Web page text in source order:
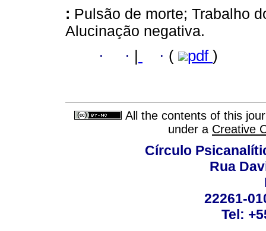
: Pulsão de morte; Trabalho
Alucinação negativa.
· · · ( pdf )
All the contents of this
under a Creative
Círculo
Rua
22261-
Tel: